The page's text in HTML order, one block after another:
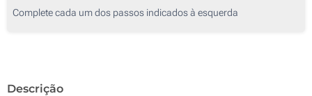
Complete cada um dos passos indicados à esquerda
Descrição